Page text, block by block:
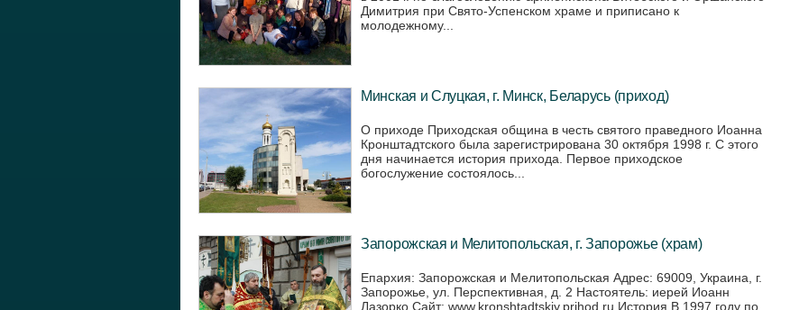
Димитрия при Свято-Успенском храме и приписано к
молодежному...
Минская и Слуцкая, г. Минск, Беларусь (приход)
О приходе Приходская община в честь святого праведного Иоанна
Кронштадтского была зарегистрирована 30 октября 1998 г. С этого
дня начинается история прихода. Первое приходское
богослужение состоялось...
Запорожская и Мелитопольская, г. Запорожье (храм)
Епархия: Запорожская и Мелитопольская Адрес: 69009, Украина, г.
Запорожье, ул. Перспективная, д. 2 Настоятель: иерей Иоанн
Лазорко Сайт: www.kronshtadtskiy.prihod.ru История В 1997 году по